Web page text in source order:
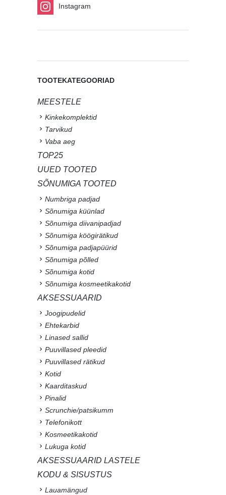
Instagram
TOOTEKATEGOORIAD
MEESTELE
Kinkekomplektid
Tarvikud
Vaba aeg
TOP25
UUED TOOTED
SÕNUMIGA TOOTED
Numbriga padjad
Sõnumiga küünlad
Sõnumiga diivanipadjad
Sõnumiga köögirätikud
Sõnumiga padjapüürid
Sõnumiga põlled
Sõnumiga kotid
Sõnumiga kosmeetikakotid
AKSESSUAARID
Joogipudelid
Ehtekarbid
Linased sallid
Puuvillased pleedid
Puuvillased rätikud
Kotid
Kaarditaskud
Pinalid
Scrunchie/patsikumm
Telefonikott
Kosmeetikakotid
Lukuga kotid
AKSESSUAARID LASTELE
KODU & SISUSTUS
Lauamängud